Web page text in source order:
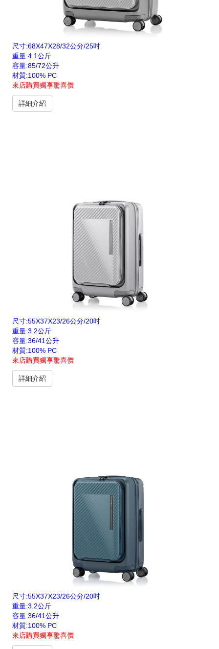
尺寸:68X47X28/32公分/25吋
重量:4.1公斤
容量:85/72公升
材質:100% PC
來店購買獨享驚喜價
詳細介紹
尺寸:55X37X23/26公分/20吋
重量:3.2公斤
容量:36/41公升
材質:100% PC
來店購買獨享驚喜價
詳細介紹
尺寸:55X37X23/26公分/20吋
重量:3.2公斤
容量:36/41公升
材質:100% PC
來店購買獨享驚喜價